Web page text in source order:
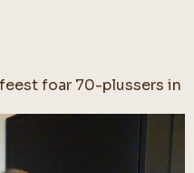
foar 70-plussers in